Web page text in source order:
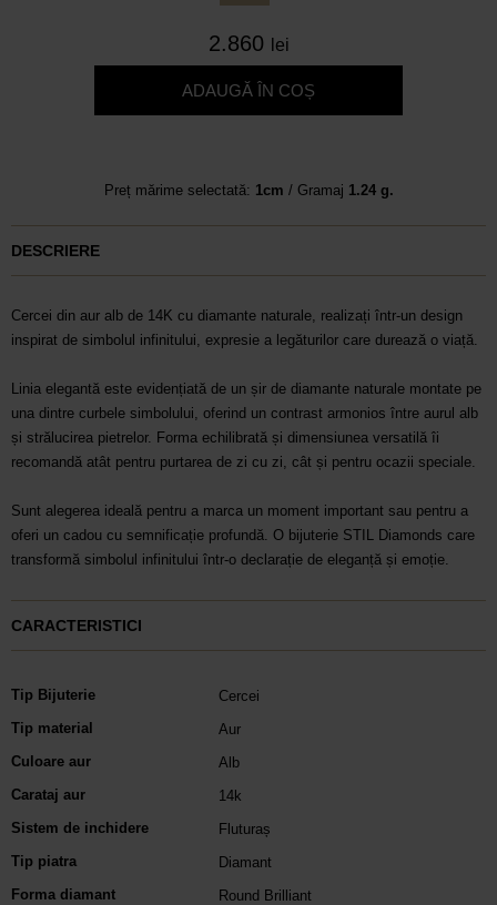
2.860 lei
ADAUGĂ ÎN COȘ
Preț mărime selectată: 1cm / Gramaj 1.24 g.
DESCRIERE
Cercei din aur alb de 14K cu diamante naturale, realizați într-un design
inspirat de simbolul infinitului, expresie a legăturilor care durează o viață.
Linia elegantă este evidențiată de un șir de diamante naturale montate pe
una dintre curbele simbolului, oferind un contrast armonios între aurul alb
și strălucirea pietrelor. Forma echilibrată și dimensiunea versatilă îi
recomandă atât pentru purtarea de zi cu zi, cât și pentru ocazii speciale.
Sunt alegerea ideală pentru a marca un moment important sau pentru a
oferi un cadou cu semnificație profundă. O bijuterie STIL Diamonds care
transformă simbolul infinitului într-o declarație de eleganță și emoție.
CARACTERISTICI
Tip Bijuterie
Cercei
Tip material
Aur
Culoare aur
Alb
Carataj aur
14k
Sistem de inchidere
Fluturaș
Tip piatra
Diamant
Forma diamant
Round Brilliant